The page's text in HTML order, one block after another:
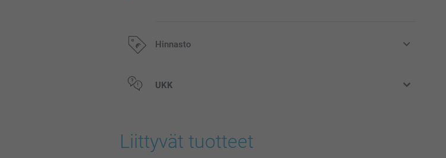
Hinnasto
Kaikki hinnat ovat euroina, sisältävät arvonlisäveron ja eivät sisällä
UKK
Liittyvät tuotteet